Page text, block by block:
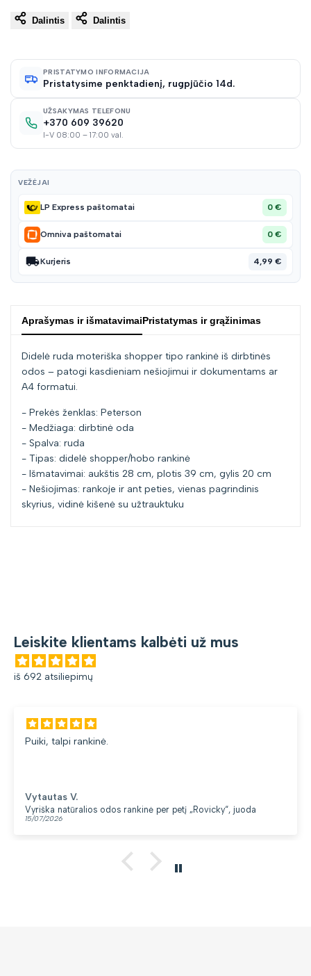
Dalintis Dalintis
PRISTATYMO INFORMACIJA
Pristatysime penktadienį, rugpjūčio 14d.
UŽSAKYMAS TELEFONU
+370 609 39620
I-V 08:00 – 17:00 val.
VEŽĖJAI
LP Express paštomatai 0 €
Omniva paštomatai 0 €
Kurjeris 4,99 €
Aprašymas ir išmatavimaiPristatymas ir grąžinimas
Didelė ruda moteriška shopper tipo rankinė iš dirbtinės
odos – patogi kasdieniam nešiojimui ir dokumentams ar
A4 formatui.
- Prekės ženklas: Peterson
- Medžiaga: dirbtinė oda
- Spalva: ruda
- Tipas: didelė shopper/hobo rankinė
- Išmatavimai: aukštis 28 cm, plotis 39 cm, gylis 20 cm
- Nešiojimas: rankoje ir ant peties, vienas pagrindinis
skyrius, vidinė kišenė su užtrauktuku
Leiskite klientams kalbėti už mus
iš 692 atsiliepimų
Puiki, talpi rankinė.
Vytautas V.
Vyriška natūralios odos rankinė per petį „Rovicky“, juoda
15/07/2026